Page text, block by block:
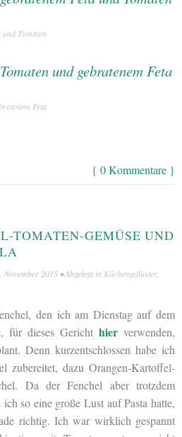
und Tomaten
Feta
{ 0 Kommentare }
TOMATEN-GEMÜSE UND
November 2015 • Abgelegt in Küchengeflüster,
den ich am Dienstag auf dem
für dieses Gericht hier verwenden,
Denn kurzentschlossen habe ich
zubereitet, dazu Orangen-Kartoffel-
Da der Fenchel aber trotzdem
so eine große Lust auf Pasta hatte,
richtig. Ich war wirklich gespannt